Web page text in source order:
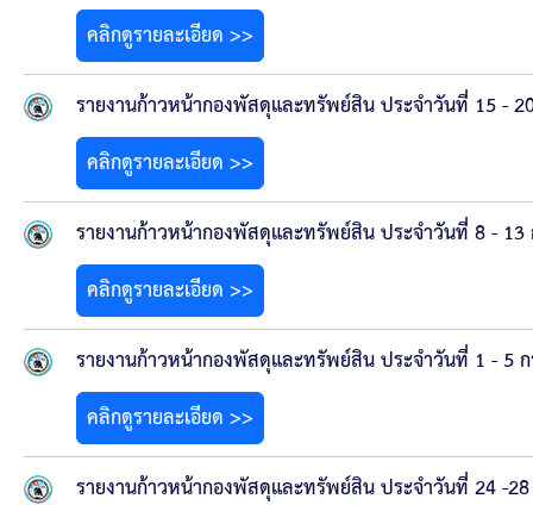
แบบฟอร์มบริหารงานบุคคล
รายงานตรวจสอบภายใน
รายงานเครื่องจักรกล อบจ.
ศูนย์อำนวยการการเลือกตั้ง สมาชิกสภาและนายก
งานแผนการบริหารจัดการความเสี่ยงของ อบจ.สุพร
ติดต่อ
คลิกดูรายละเอียด >>
รายงานก้าวหน้ากองพัสดุและทรัพย์สิน ประจำวันที่ 15 -
คลิกดูรายละเอียด >>
รายงานก้าวหน้ากองพัสดุและทรัพย์สิน ประจำวันที่ 8 -
คลิกดูรายละเอียด >>
รายงานก้าวหน้ากองพัสดุและทรัพย์สิน ประจำวันที่ 1 - 5
คลิกดูรายละเอียด >>
รายงานก้าวหน้ากองพัสดุและทรัพย์สิน ประจำวันที่ 24 -